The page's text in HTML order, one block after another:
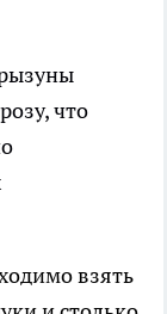
что
взять